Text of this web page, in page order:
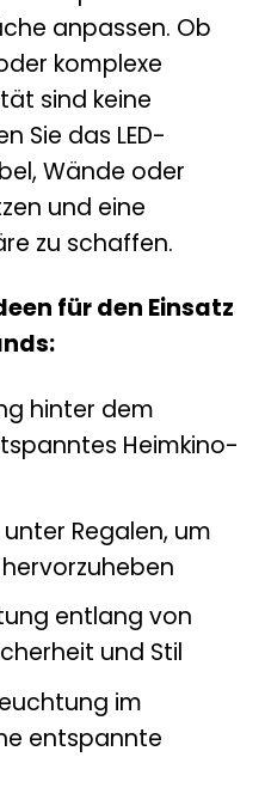
anpassen. Ob
komplexe
sind keine
Sie das LED-
Wände oder
und eine
zu schaffen.
für den Einsatz
hinter dem
Heimkino-
Regalen, um
entlang von
und Stil
im
entspannte